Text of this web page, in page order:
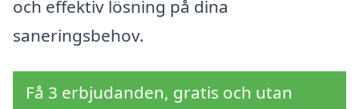
och effektiv lösning på dina
saneringsbehov.
Få 3 erbjudanden, gratis och utan